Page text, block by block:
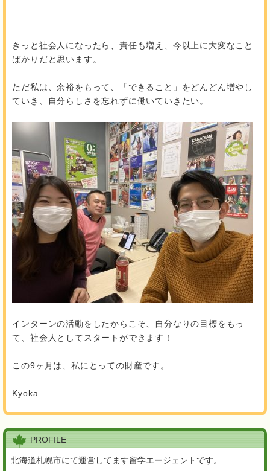
きっと社会人になったら、責任も増え、今以上に大変なこと
ばかりだと思います。
ただ私は、余裕をもって、「できること」をどんどん増やし
ていき、自分らしさを忘れずに働いていきたい。
インターンの活動をしたからこそ、自分なりの目標をもっ
て、社会人としてスタートができます！
この9ヶ月は、私にとっての財産です。
Kyoka
PROFILE
北海道札幌市にて運営してます留学エージェントです。